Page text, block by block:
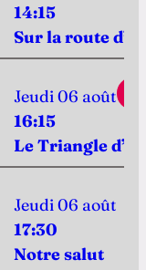
14:15
Sur la route
Jeudi 06 août
16:15
Le Triangle d’or
Jeudi 06 août
17:30
Notre salut